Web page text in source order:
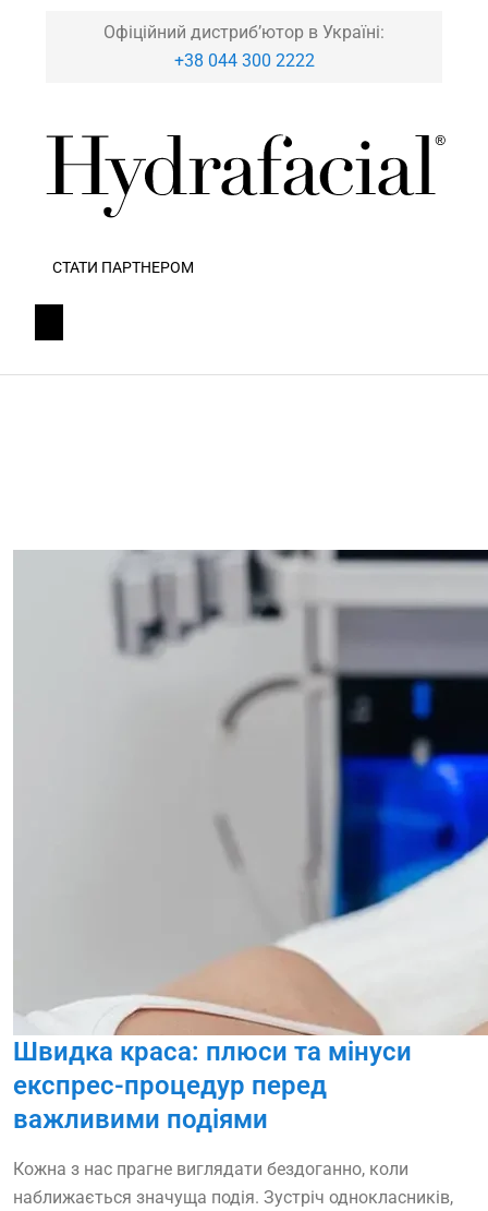
Офіційний дистриб’ютор в Україні:
+38 044 300 2222
СТАТИ ПАРТНЕРОМ
Швидка краса: плюси та мінуси
експрес-процедур перед
важливими подіями
Кожна з нас прагне виглядати бездоганно, коли
наближається значуща подія. Зустріч однокласників,